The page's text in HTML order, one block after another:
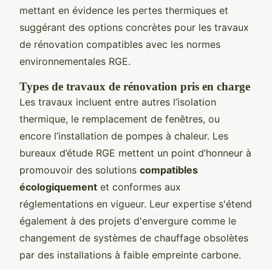
mettant en évidence les pertes thermiques et
suggérant des options concrètes pour les travaux
de rénovation compatibles avec les normes
environnementales RGE.
Types de travaux de rénovation pris en charge
Les travaux incluent entre autres l’isolation
thermique, le remplacement de fenêtres, ou
encore l’installation de pompes à chaleur. Les
bureaux d’étude RGE mettent un point d’honneur à
promouvoir des solutions compatibles
écologiquement et conformes aux
réglementations en vigueur. Leur expertise s'étend
également à des projets d'envergure comme le
changement de systèmes de chauffage obsolètes
par des installations à faible empreinte carbone.